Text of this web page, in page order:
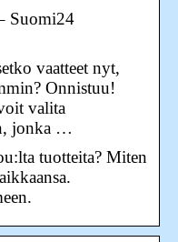
Suomi24
vaatteet nyt,
Onnistuu!
valita
jonka …
tuotteita? Miten